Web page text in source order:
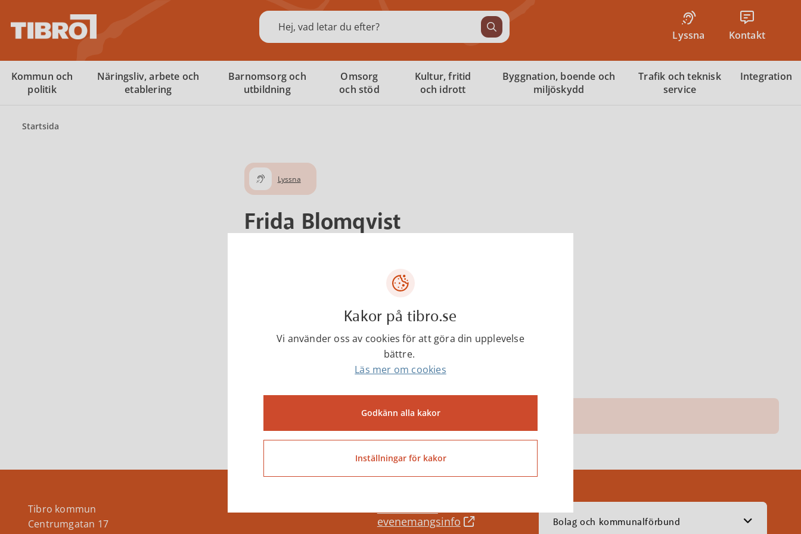
Sök
Lyssna Kontakt
Kommun och
politik
Näringsliv, arbete och
etablering
Barnomsorg och
utbildning
Omsorg
och stöd
Kultur, fritid
och idrott
Byggnation, boende och
miljöskydd
Trafik och teknisk
service
Integration
Startsida
Lyssna
Frida Blomqvist
frida.blomqvist@tibro.se
11 december 2025
Tibro kommun
Centrumgatan 17
evenemangsinfo
Bolag och kommunalförbund
Kakor på tibro.se
Vi använder oss av cookies för att göra din upplevelse
bättre.
Läs mer om cookies
Godkänn alla kakor
Inställningar för kakor